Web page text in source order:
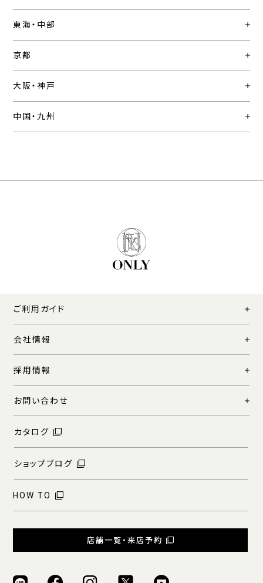
東海・中部
京都
大阪・神戸
中国・九州
ご利用ガイド
会社情報
採用情報
お問い合わせ
カタログ
ショップブログ
HOW TO
店舗一覧・来店予約